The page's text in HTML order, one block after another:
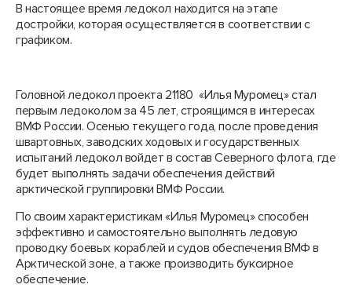
В настоящее время ледокол находится на этапе
достройки, которая осуществляется в соответствии с
графиком.
Головной ледокол проекта 21180 «Илья Муромец» стал
первым ледоколом за 45 лет, строящимся в интересах
ВМФ России. Осенью текущего года, после проведения
швартовных, заводских ходовых и государственных
испытаний ледокол войдет в состав Северного флота, где
будет выполнять задачи обеспечения действий
арктической группировки ВМФ России.
По своим характеристикам «Илья Муромец» способен
эффективно и самостоятельно выполнять ледовую
проводку боевых кораблей и судов обеспечения ВМФ в
Арктической зоне, а также производить буксирное
обеспечение.